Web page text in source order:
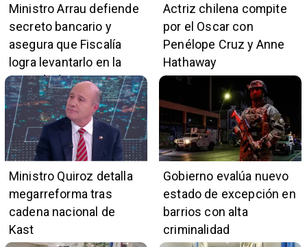
Ministro Arrau defiende
secreto bancario y
asegura que Fiscalía
logra levantarlo en la
mayoría de casos
Actriz chilena compite
por el Oscar con
Penélope Cruz y Anne
Hathaway
Ministro Quiroz detalla
megarreforma tras
cadena nacional de
Kast
Gobierno evalúa nuevo
estado de excepción en
barrios con alta
criminalidad